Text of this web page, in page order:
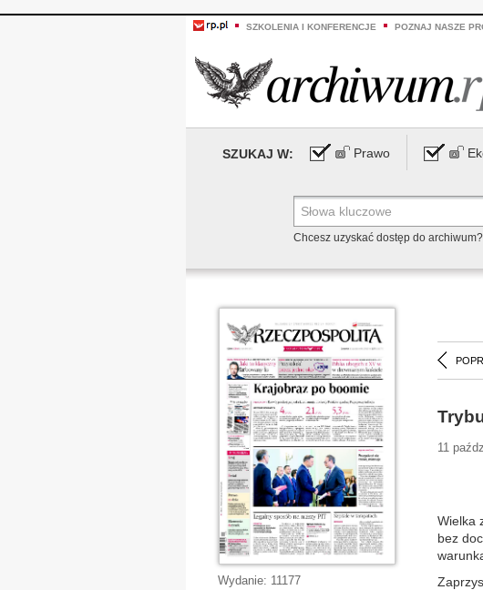
SZKOLENIA I KONFERENCJE POZNAJ NASZE
SZUKAJ W: Prawo
Chcesz uzyskać dostęp do archiwum?
11
Wielka
bez
Wydanie: 11177